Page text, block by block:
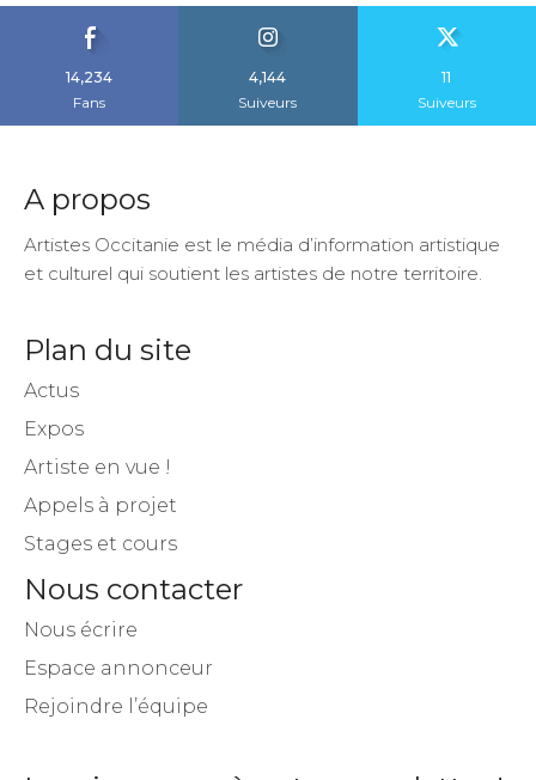
14,234
Fans
4,144
Suiveurs
11
Suiveurs
A propos
Artistes Occitanie est le média d’information artistique
et culturel qui soutient les artistes de notre territoire.
Plan du site
Actus
Expos
Artiste en vue !
Appels à projet
Stages et cours
Nous contacter
Nous écrire
Espace annonceur
Rejoindre l’équipe